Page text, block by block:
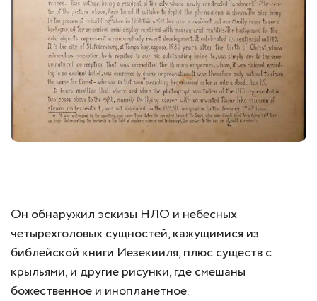
Он обнаружил эскизы НЛО и небесных
четырехголовых сущностей, кажущимися из
библейской книги Иезекииля, плюс существ с
крыльями, и другие рисунки, где смешаны
божественное и инопланетное.